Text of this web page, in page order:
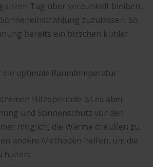
Tag über verdunkelt bleiben,
zuzulassen. So
bereits ein bisschen kühler
die optimale Raumtemperatur
Hitzeperiode ist es aber
und Sonnenschutz vor den
möglich, die Wärme draußen zu
andere Methoden helfen, um die
halten: